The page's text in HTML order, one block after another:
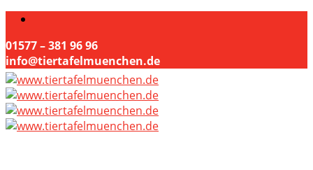
01577 – 381 96 96
info@tiertafelmuenchen.de